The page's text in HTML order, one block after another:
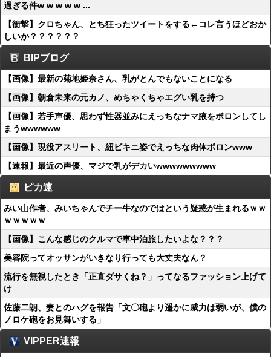
過ぎる件w w w w w ...
【衝撃】クロちゃん、とち狂ったツイートをする←コレ言うほどおか
しいか？？？？？？
BIPブログ
【画像】最新の菊地姫奈さん、乳がとんでもないことになる
【画像】朝倉未来の元カノ、めちゃくちゃエグい乳を持つ
【画像】若手声優、思わず性器並みにえっちなナマ腋をボロンしてし
まうwwwwww
【画像】現役アスリート、紐ビキニ姿でえっちな肉体ボロンwww
【速報】最近の声優、マジで乳がデカいwwwwwwwww
ピカ速
みい山作者、みいちゃんでチー牛なのではという疑惑が生まれるｗｗ
ｗｗｗｗｗ
【画像】こんな感じのクルマで車中泊旅したいよな？？？
美容院ってオッサンがいきなり行っても大丈夫なん？
流行を無視したとき「正直ダサくね？」ってなるファッション上げて
け
佐藤二朗、妻とのハグを報告「文〇砲より遥かに威力は弱いが、僕の
ノロケ砲をお見舞いする」
VIPPER速報